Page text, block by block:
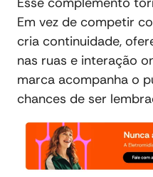
Em vez de competir
cria continuidade,
nas ruas e interação
marca acompanha o
chances de ser